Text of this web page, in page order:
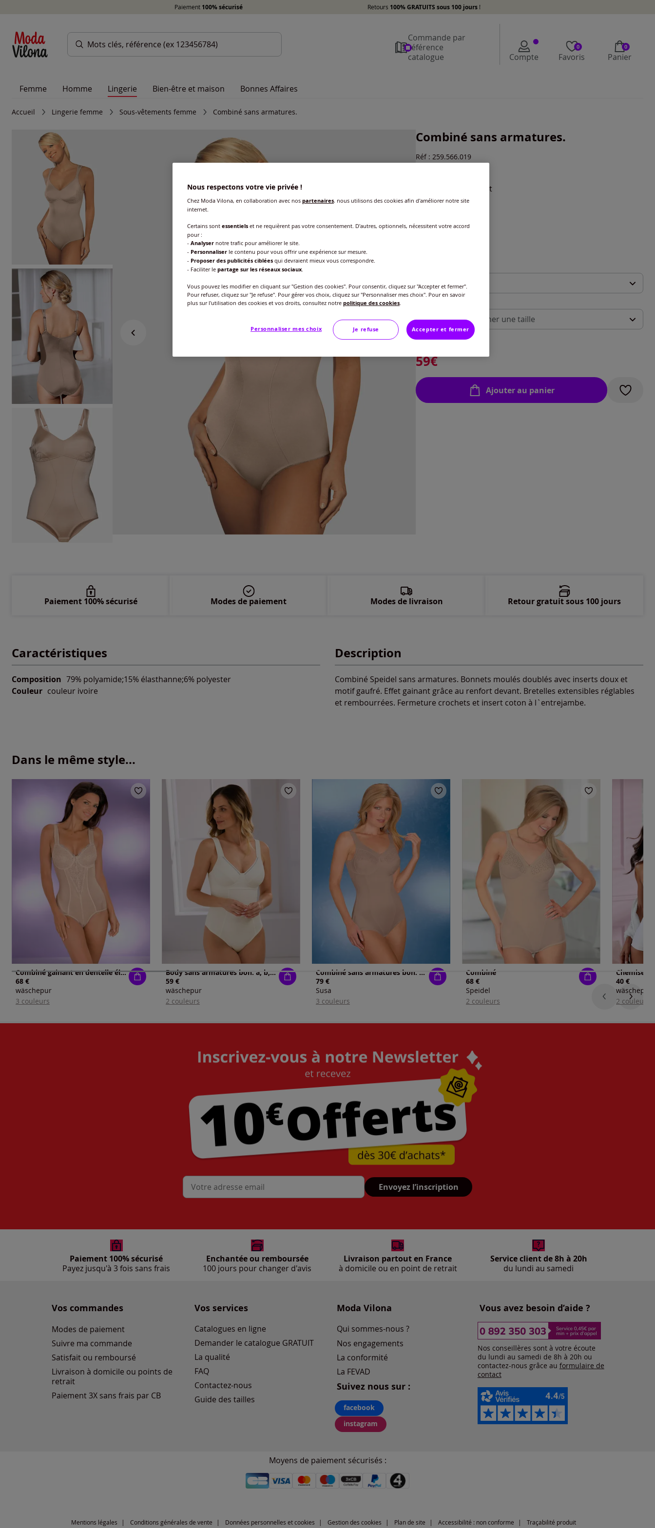
Paiement 100% sécurisé Retours 100% GRATUITS sous 100 jours !
Commande par
référence
catalogue
Compte
0
Favoris
0
Panier
Femme Homme Lingerie Bien-être et maison Bonnes Affaires
Accueil Lingerie femme Sous-vêtements femme Combiné sans armatures.
Combiné sans armatures.
Réf : 259.566.019
café au lait
Choisir une couleur :
B
C
D
Veuillez sélectionner une taille
95 -En stock
100 -
En stock
Guide des tailles
59€
Ajouter au panier
Caractéristiques
Composition 79% polyamide;15% élasthanne;6% polyester
Couleur couleur ivoire
Description
Combiné Speidel sans armatures. Bonnets moulés doublés avec inserts doux et
motif gaufré. Effet gainant grâce au renfort devant. Bretelles extensibles réglables
et rembourrées. Fermeture crochets et insert coton à l`entrejambe.
Paiement 100% sécurisé Modes de paiement Modes de livraison Retour gratuit sous 100 jours
Dans le même style...
Combiné gainant en dentelle élégante
68 €
wäschepur
3 couleurs
Body sans armatures bon. a, b, c, d
59 €
wäschepur
2 couleurs
Combiné sans armatures bon. b, c, d, e
79 €
Susa
3 couleurs
Combiné
68 €
Speidel
2 couleurs
40 €
wäschepur
2 couleurs
Mon adresse mail Envoyez l’inscription
Paiement 100% sécurisé
Payez jusqu'à 3 fois sans frais
Enchantée ou remboursée
100 jours pour changer d'avis
Livraison partout en France
à domicile ou en point de retrait
Service client de 8h à 20h
du lundi au samedi
Vos commandes
Modes de paiement
Suivre ma commande
Satisfait ou remboursé
Livraison à domicile ou points de
retrait
Paiement 3X sans frais par CB
Vos services
Catalogues en ligne
Demander le catalogue GRATUIT
La qualité
FAQ
Contactez-nous
Guide des tailles
Moda Vilona
Qui sommes-nous ?
Nos engagements
La conformité
La FEVAD
Suivez nous sur :
facebook
instagram
Vous avez besoin d’aide ?
Nos conseillères sont à votre écoute
du lundi au samedi de 8h à 20h ou
contactez-nous grâce au formulaire de
contact
Moyens de paiement sécurisés :
Mentions légales Conditions générales de vente Données personnelles et cookies Gestion des cookies Plan de site Accessibilité : non conforme Traçabilité produit
Nous respectons votre vie privée !
Chez Moda Vilona, en collaboration avec nos partenaires, nous utilisons des cookies afin d'améliorer notre site
internet.
Certains sont essentiels et ne requièrent pas votre consentement. D'autres, optionnels, nécessitent votre accord
pour :
- Analyser notre trafic pour améliorer le site.
- Personnaliser le contenu pour vous offrir une expérience sur mesure.
- Proposer des publicités ciblées qui devraient mieux vous correspondre.
- Faciliter le partage sur les réseaux sociaux.
Vous pouvez les modifier en cliquant sur "Gestion des cookies". Pour consentir, cliquez sur "Accepter et fermer".
Pour refuser, cliquez sur "Je refuse". Pour gérer vos choix, cliquez sur "Personnaliser mes choix". Pour en savoir
plus sur l'utilisation des cookies et vos droits, consultez notre politique des cookies.
Personnaliser mes choix Je refuse Accepter et fermer